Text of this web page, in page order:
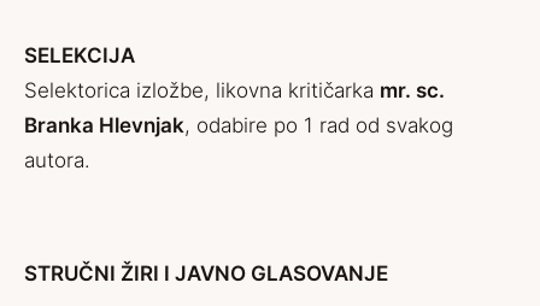
SELEKCIJA
Selektorica izložbe, likovna kritičarka mr. sc.
Branka Hlevnjak, odabire po 1 rad od svakog
autora.
STRUČNI ŽIRI I JAVNO GLASOVANJE